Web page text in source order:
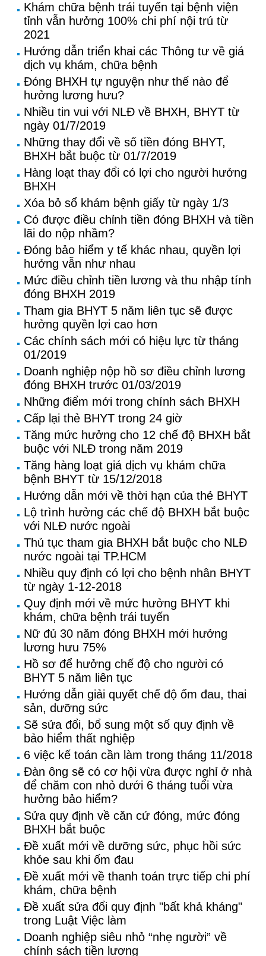
Khám chữa bệnh trái tuyến tại bệnh viện
tỉnh vẫn hưởng 100% chi phí nội trú từ
2021
Hướng dẫn triển khai các Thông tư về giá
dịch vụ khám, chữa bệnh
Đóng BHXH tự nguyện như thế nào để
hưởng lương hưu?
Nhiều tin vui với NLĐ về BHXH, BHYT từ
ngày 01/7/2019
Những thay đổi về số tiền đóng BHYT,
BHXH bắt buộc từ 01/7/2019
Hàng loạt thay đổi có lợi cho người hưởng
BHXH
Xóa bỏ sổ khám bệnh giấy từ ngày 1/3
Có được điều chỉnh tiền đóng BHXH và tiền
lãi do nộp nhầm?
Đóng bảo hiểm y tế khác nhau, quyền lợi
hưởng vẫn như nhau
Mức điều chỉnh tiền lương và thu nhập tính
đóng BHXH 2019
Tham gia BHYT 5 năm liên tục sẽ được
hưởng quyền lợi cao hơn
Các chính sách mới có hiệu lực từ tháng
01/2019
Doanh nghiệp nộp hồ sơ điều chỉnh lương
đóng BHXH trước 01/03/2019
Những điểm mới trong chính sách BHXH
Cấp lại thẻ BHYT trong 24 giờ
Tăng mức hưởng cho 12 chế độ BHXH bắt
buộc với NLĐ trong năm 2019
Tăng hàng loạt giá dịch vụ khám chữa
bệnh BHYT từ 15/12/2018
Hướng dẫn mới về thời hạn của thẻ BHYT
Lộ trình hưởng các chế độ BHXH bắt buộc
với NLĐ nước ngoài
Thủ tục tham gia BHXH bắt buộc cho NLĐ
nước ngoài tại TP.HCM
Nhiều quy định có lợi cho bệnh nhân BHYT
từ ngày 1-12-2018
Quy định mới về mức hưởng BHYT khi
khám, chữa bệnh trái tuyến
Nữ đủ 30 năm đóng BHXH mới hưởng
lương hưu 75%
Hồ sơ để hưởng chế độ cho người có
BHYT 5 năm liên tục
Hướng dẫn giải quyết chế độ ốm đau, thai
sản, dưỡng sức
Sẽ sửa đổi, bổ sung một số quy định về
bảo hiểm thất nghiệp
6 việc kế toán cần làm trong tháng 11/2018
Đàn ông sẽ có cơ hội vừa được nghỉ ở nhà
để chăm con nhỏ dưới 6 tháng tuổi vừa
hưởng bảo hiểm?
Sửa quy định về căn cứ đóng, mức đóng
BHXH bắt buộc
Đề xuất mới về dưỡng sức, phục hồi sức
khỏe sau khi ốm đau
Đề xuất mới về thanh toán trực tiếp chi phí
khám, chữa bệnh
Đề xuất sửa đổi quy định "bất khả kháng"
trong Luật Việc làm
Doanh nghiệp siêu nhỏ “nhẹ người” về
chính sách tiền lương